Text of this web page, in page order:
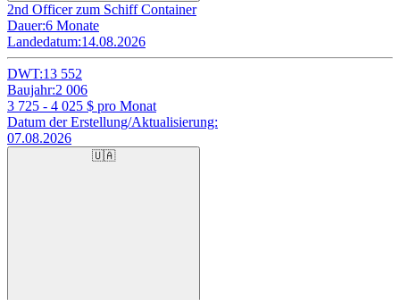
2nd Officer zum Schiff Container
Dauer:6 Monate
Landedatum:14.08.2026
DWT:13 552
Baujahr:2 006
3 725 - 4 025 $ pro Monat
Datum der Erstellung/Aktualisierung:
07.08.2026
🇺🇦